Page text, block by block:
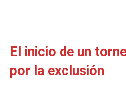
El inicio de un
por la exclusión